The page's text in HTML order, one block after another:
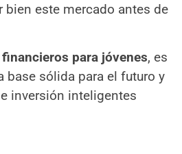
bien este mercado antes de
para jóvenes, es
base sólida para el futuro y
inversión inteligentes